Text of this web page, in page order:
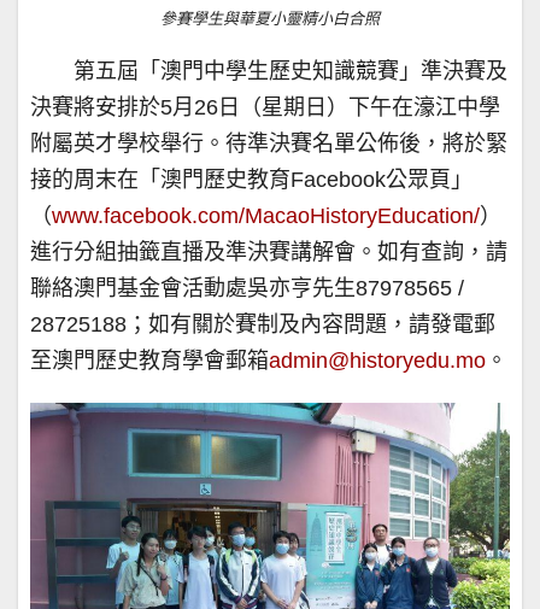
參賽學生與華夏小靈精小白合照
第五屆「澳門中學生歷史知識競賽」準決賽及
決賽將安排於5月26日（星期日）下午在濠江中學
附屬英才學校舉行。待準決賽名單公佈後，將於緊
接的周末在「澳門歷史教育Facebook公眾頁」
（www.facebook.com/MacaoHistoryEducation/）
進行分組抽籤直播及準決賽講解會。如有查詢，請
聯絡澳門基金會活動處吳亦亨先生87978565 /
28725188；如有關於賽制及內容問題，請發電郵
至澳門歷史教育學會郵箱admin@historyedu.mo 。